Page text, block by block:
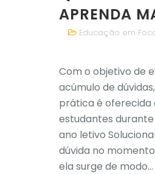
APRENDA
Educação em
Com o objetivo de
acúmulo de
prática é oferecida
estudantes
ano letivo
dúvida no
ela surge de modo...